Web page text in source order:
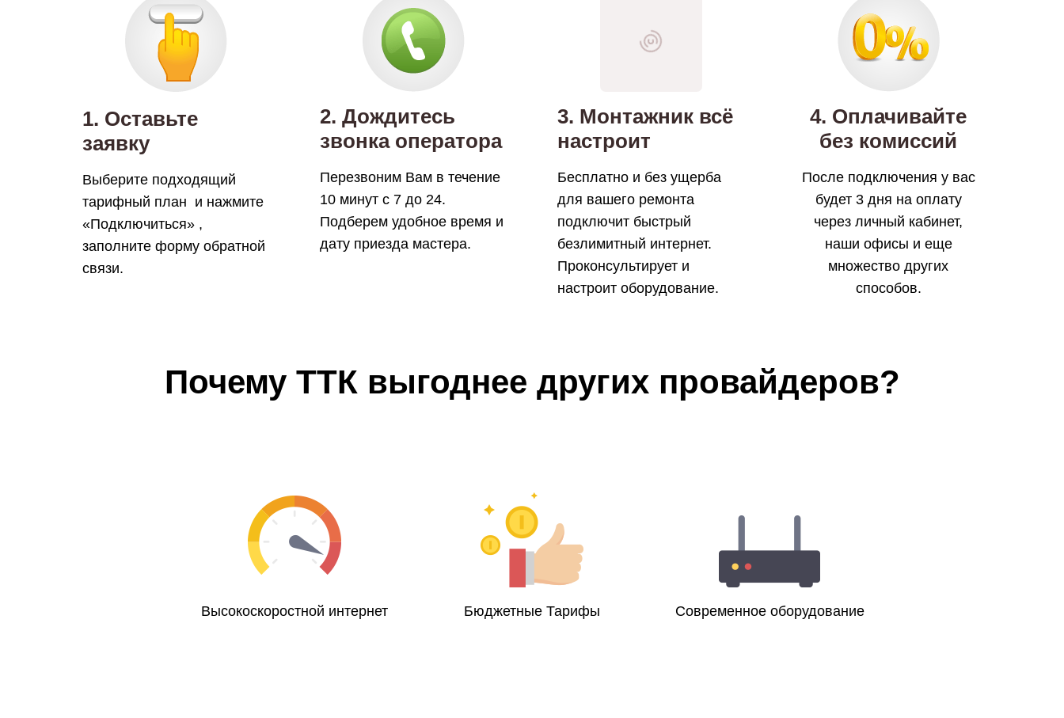
1. Оставьте
заявку
Выберите подходящий
тарифный план и нажмите
«Подключиться» ,
заполните форму обратной
связи.
2. Дождитесь
звонка оператора
Перезвоним Вам в течение
10 минут с 7 до 24.
Подберем удобное время и
дату приезда мастера.
3. Монтажник всё
настроит
Бесплатно и без ущерба
для вашего ремонта
подключит быстрый
безлимитный интернет.
Проконсультирует и
настроит оборудование.
4. Оплачивайте
без комиссий
После подключения у вас
будет 3 дня на оплату
через личный кабинет,
наши офисы и еще
множество других
способов.
Почему ТТК выгоднее других провайдеров?
Высокоскоростной интернет Бюджетные Тарифы Современное оборудование